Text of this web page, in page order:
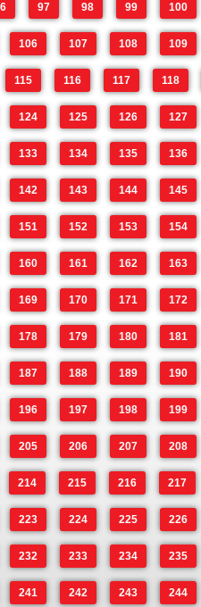
97 98 99 100
106 107 108 109
115 116 117 118
124 125 126 127
133 134 135 136
142 143 144 145
151 152 153 154
160 161 162 163
169 170 171 172
178 179 180 181
187 188 189 190
196 197 198 199
205 206 207 208
214 215 216 217
223 224 225 226
232 233 234 235
241 242 243 244